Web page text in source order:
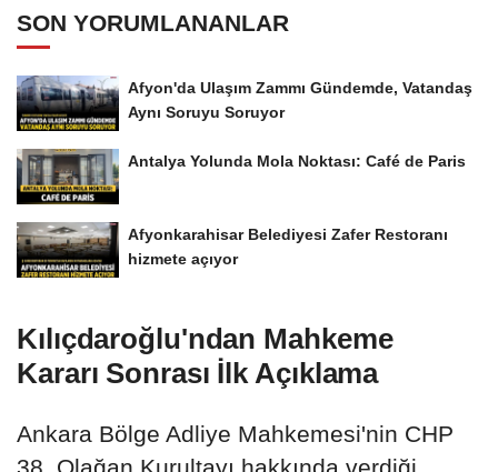
SON YORUMLANANLAR
Afyon'da Ulaşım Zammı Gündemde, Vatandaş
Aynı Soruyu Soruyor
Antalya Yolunda Mola Noktası: Café de Paris
Afyonkarahisar Belediyesi Zafer Restoranı
hizmete açıyor
Kılıçdaroğlu'ndan Mahkeme
Kararı Sonrası İlk Açıklama
Ankara Bölge Adliye Mahkemesi'nin CHP
38. Olağan Kurultayı hakkında verdiği